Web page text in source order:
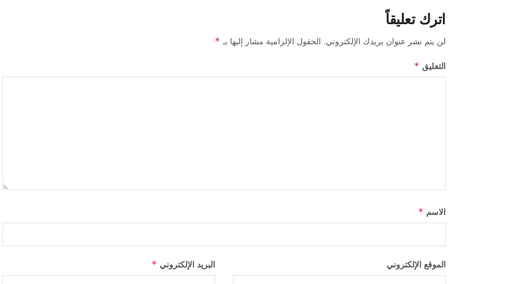
اترك تعليقاً
لن يتم نشر عنوان بريدك الإلكتروني. الحقول الإلزامية مشار إليها بـ *
التعليق *
الاسم *
البريد الإلكتروني * الموقع الإلكتروني